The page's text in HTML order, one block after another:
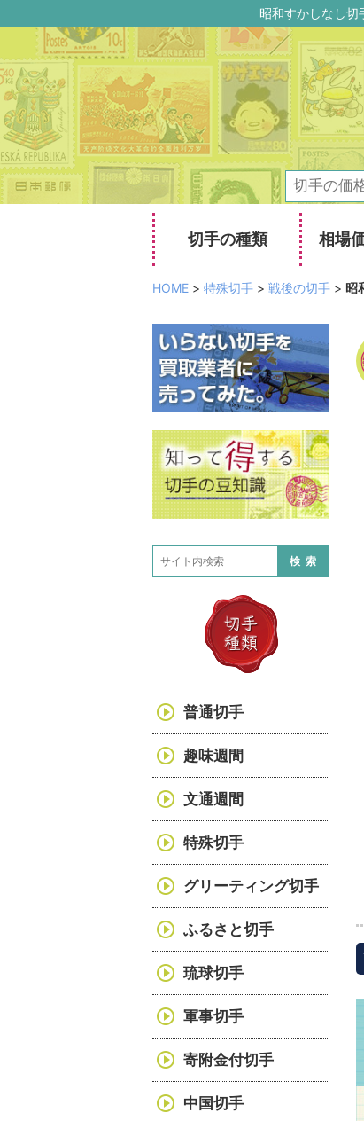
昭和すかしなし
切手の種類 相場
HOME > 特殊切手 > 戦後の切手 > 昭
検索
普通切手
趣味週間
文通週間
特殊切手
グリーティング切手
ふるさと切手
琉球切手
軍事切手
寄附金付切手
中国切手